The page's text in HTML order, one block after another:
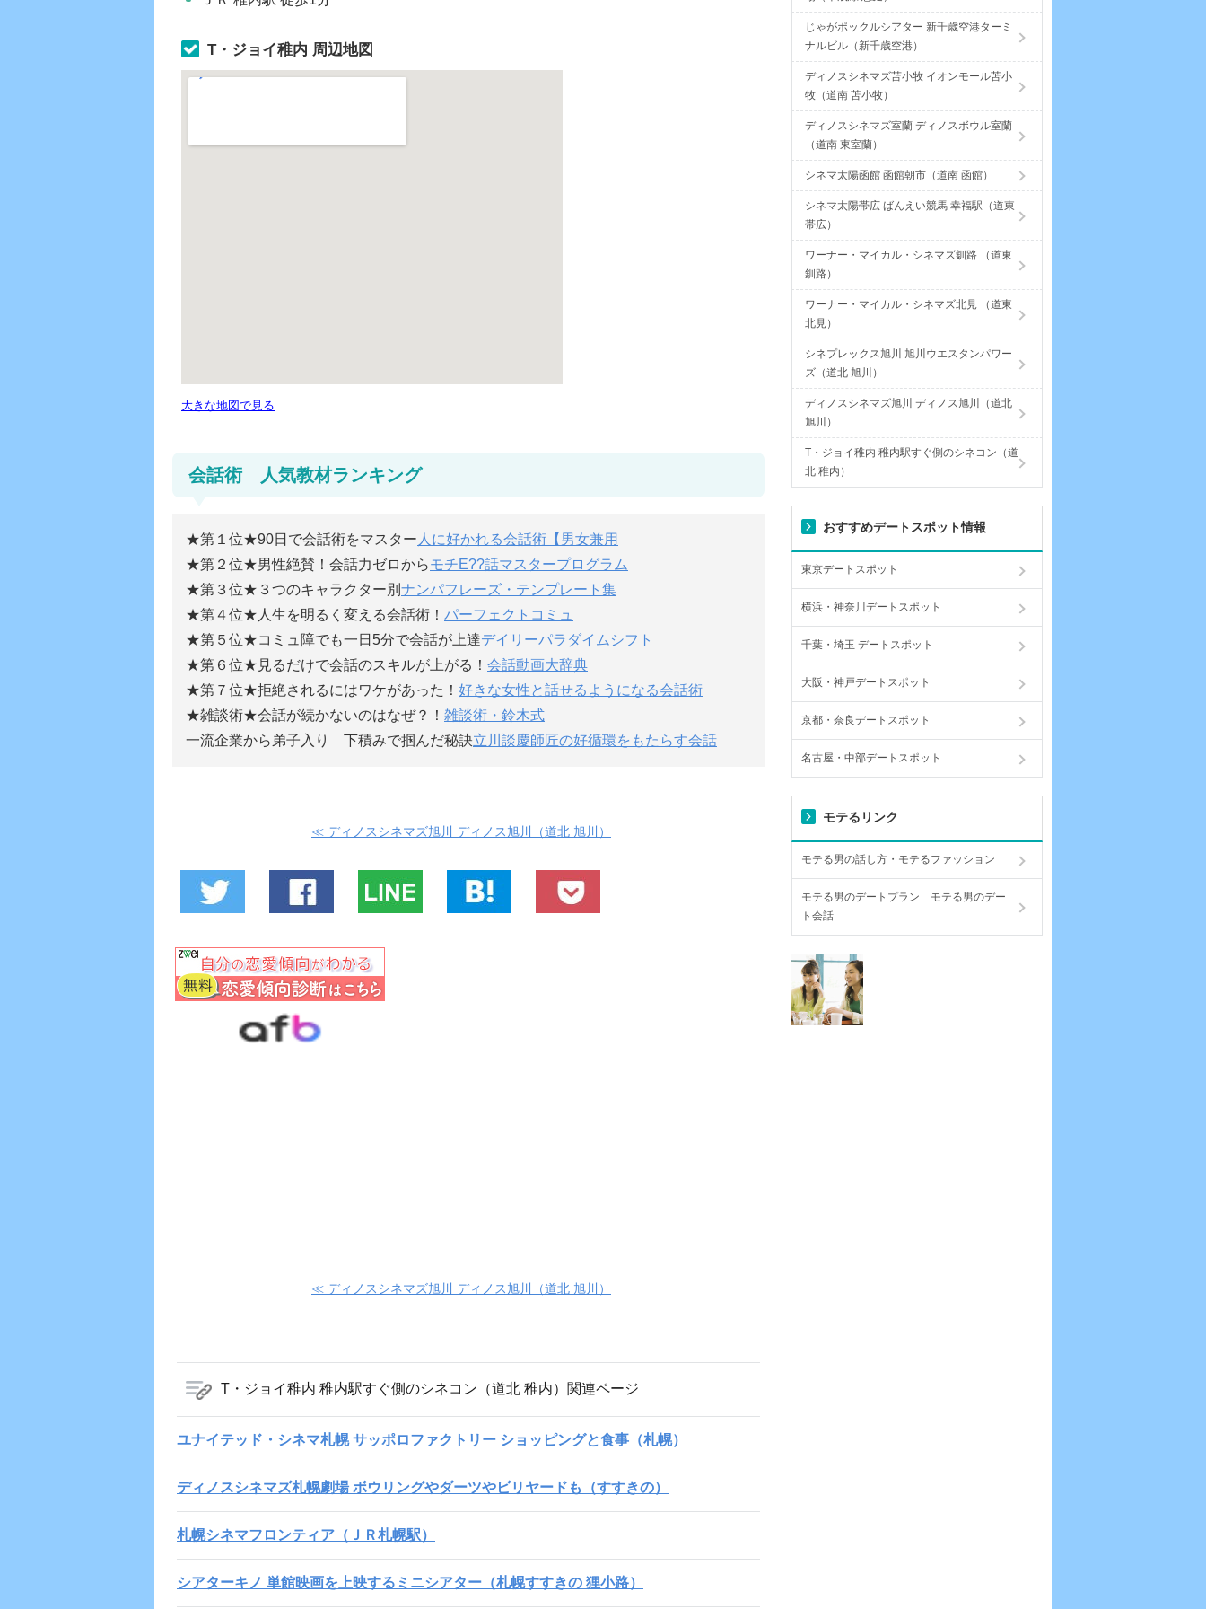
T・ジョイ稚内 周辺地図
大きな地図で見る
会話術 人気教材ランキング
★第１位★90日で会話術をマスター人に好かれる会話術【男女兼用
★第２位★男性絶賛！会話力ゼロからモチE??話マスタープログラム
★第３位★３つのキャラクター別 ナンパフレーズ・テンプレート集
★第４位★人生を明るく変える会話術！ パーフェクトコミュ
★第５位★コミュ障でも一日5分で会話が上達デイリーパラダイムシフト
★第６位★見るだけで会話のスキルが上がる！ 会話動画大辞典
★第７位★拒絶されるにはワケがあった！ 好きな女性と話せるようになる会話術
★雑談術★会話が続かないのはなぜ？！ 雑談術・鈴木式
一流企業から弟子入り 下積みで掴んだ秘訣立川談慶師匠の好循環をもたらす会話
≪ ディノスシネマズ旭川 ディノス旭川（道北 旭川）
≪ ディノスシネマズ旭川 ディノス旭川（道北 旭川）
T・ジョイ稚内 稚内駅すぐ側のシネコン（道北 稚内）関連ページ
ユナイテッド・シネマ札幌 サッポロファクトリー ショッピングと食事（札幌）
ディノスシネマズ札幌劇場 ボウリングやダーツやビリヤードも（すすきの）
札幌シネマフロンティア（ＪＲ札幌駅）
シアターキノ 単館映画を上映するミニシアター（札幌すすきの 狸小路）
じゃがポックルシアター 新千歳空港ターミ
ナルビル（新千歳空港）
ディノスシネマズ苫小牧 イオンモール苫小
牧（道南 苫小牧）
ディノスシネマズ室蘭 ディノスボウル室蘭
（道南 東室蘭）
シネマ太陽函館 函館朝市（道南 函館）
シネマ太陽帯広 ばんえい競馬 幸福駅（道東
帯広）
ワーナー・マイカル・シネマズ釧路 （道東
釧路）
ワーナー・マイカル・シネマズ北見 （道東
北見）
シネプレックス旭川 旭川ウエスタンパワー
ズ（道北 旭川）
ディノスシネマズ旭川 ディノス旭川（道北
旭川）
T・ジョイ稚内 稚内駅すぐ側のシネコン（道
北 稚内）
おすすめデートスポット情報
東京デートスポット
横浜・神奈川デートスポット
千葉・埼玉 デートスポット
大阪・神戸デートスポット
京都・奈良デートスポット
名古屋・中部デートスポット
モテるリンク
モテる男の話し方・モテるファッション
モテる男のデートプラン モテる男のデー
ト会話